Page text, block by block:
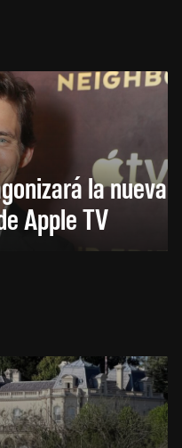
la nueva
Apple TV